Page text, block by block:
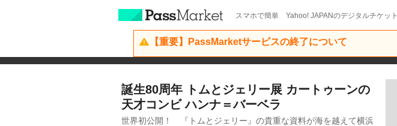
スマホで簡単 Yahoo! JAPANのデジタルチケット
【重要】PassMarketサービスの終了について
誕生80周年 トムとジェリー展 カートゥーンの
天才コンビ ハンナ＝バーベラ
世界初公開！ 『トムとジェリー』の貴重な資料が海を越えて横浜